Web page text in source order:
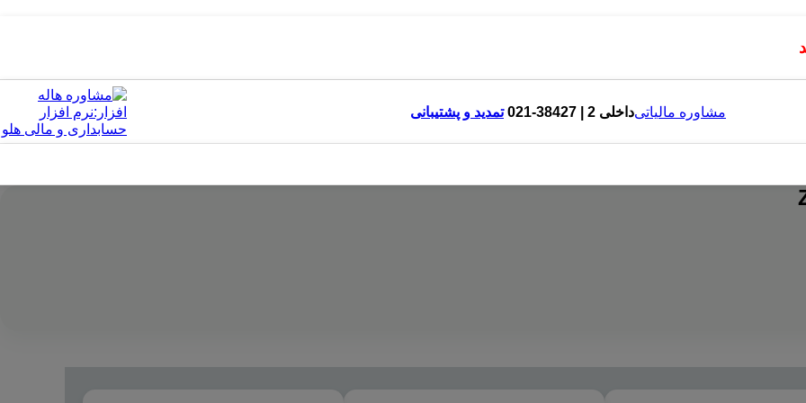
مشاوره مالیاتیداخلی 2 | 38427-021 تمدید و پشتیبانی